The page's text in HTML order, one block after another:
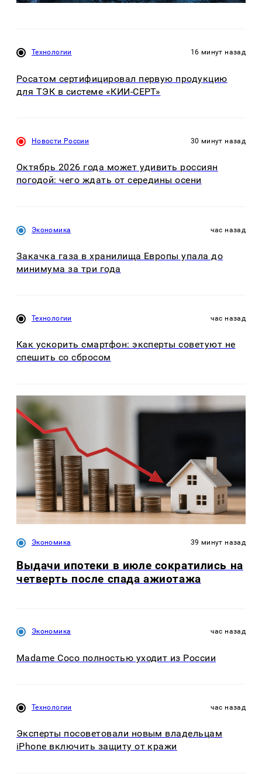
Технологии 16 минут назад
Росатом сертифицировал первую продукцию
для ТЭК в системе «КИИ-СЕРТ»
Новости России 30 минут назад
Октябрь 2026 года может удивить россиян
погодой: чего ждать от середины осени
Экономика час назад
Закачка газа в хранилища Европы упала до
минимума за три года
Технологии час назад
Как ускорить смартфон: эксперты советуют не
спешить со сбросом
Экономика 39 минут назад
Выдачи ипотеки в июле сократились на
четверть после спада ажиотажа
Экономика час назад
Madame Coco полностью уходит из России
Технологии час назад
Эксперты посоветовали новым владельцам
iPhone включить защиту от кражи